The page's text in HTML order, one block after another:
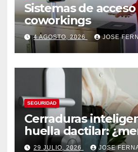
Sistemas de
coworkings
4 AGOSTO, 2026 JOSE
SEGURIDAD
Cerraduras
huella dactilar:
pena?
29 JULIO, 2026 JOSE